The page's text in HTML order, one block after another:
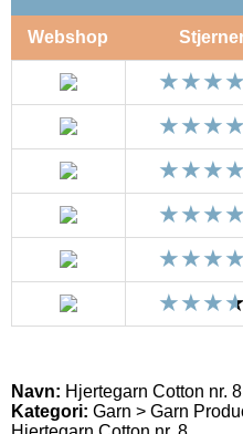
Webshop
Navn: Hjertegarn Cotton nr.
Kategori: Garn > Garn